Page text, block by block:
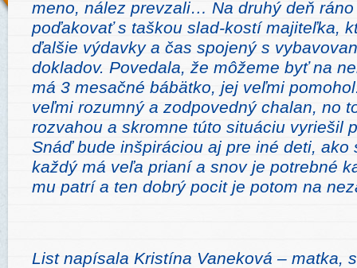
meno, nález prevzali… Na druhý deň
poďakovať s taškou slad-kostí majiteľka,
ďalšie výdavky a čas spojený s
dokladov. Povedala, že môžeme byť na
má 3 mesačné bábätko, jej veľmi
veľmi rozumný a zodpovedný chalan, no
rozvahou a skromne túto situáciu vyriešil
Snáď bude inšpiráciou aj pre iné deti, ako
každý má veľa prianí a snov je potrebné
mu patrí a ten dobrý pocit je potom na
List napísala Kristína Vaneková – matka,